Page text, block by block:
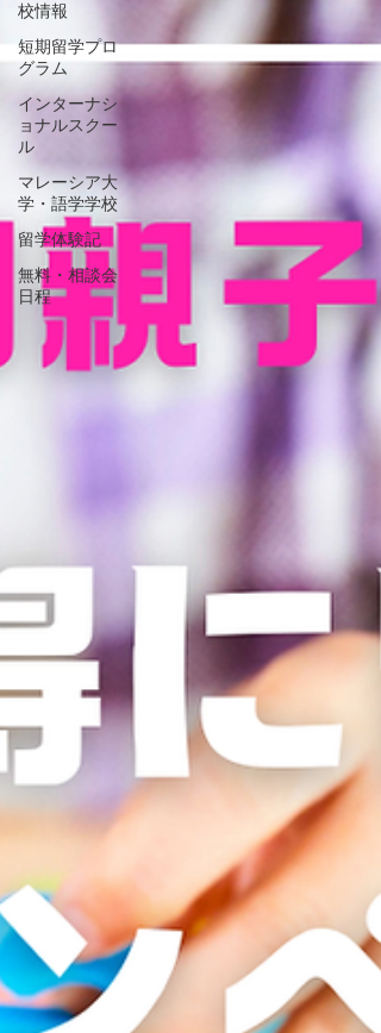
校情報
短期留学プロ
グラム
インターナシ
ョナルスクー
ル
マレーシア大
学・語学学校
留学体験記
無料・相談会
日程